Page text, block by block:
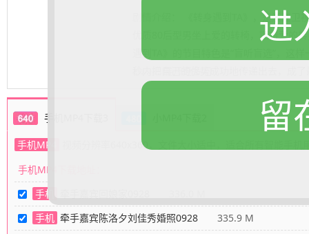
《转身遇到TA》，是浙江卫
优质80后型男坐上爱的转椅，期待爱的
遇到TA》的节目特色是“盲听盲选”，这
手机MP4下载3
手机MP4
视频分辨率640x360，文件大小适中，适合所有智能手机
手机MP4下载地址：
手机
手机 牵手嘉宾陈洛夕刘佳秀婚照0928 335.9 M
进
留